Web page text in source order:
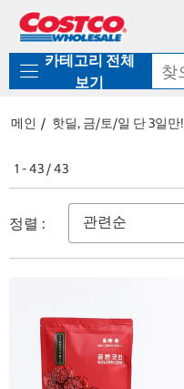
로
기
가
카테고리 전체
보기
메인 핫딜, 금/토/일 단 3일만!
1 - 43 / 43
정렬 :